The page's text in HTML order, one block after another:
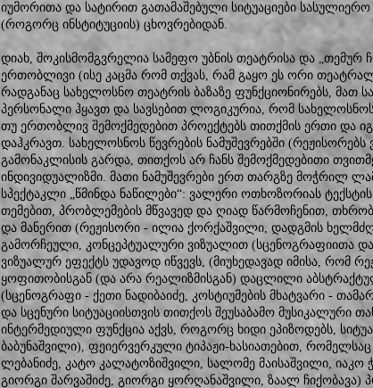
იუმორითა და სატირით გათამაშებული სიტუაციები
(როგორც ინსტიტუციის) ცხოვრებიდან.
დიახ, შოკისმომგვრელია სამეფო უბნის თეატრისა და „თემურ
ერთობლივი (ისე კაცმა რომ თქვას, რამ გაყო ეს ორი
რადგანაც სახელოსნო თეატრის ბაზაზე ფუნქციონირებს, მათ
პერსონალი ჰყავთ და სავსებით ლოგიკურია, რომ
თუ ერთობლივ შემოქმედებით პროექტებს თითქმის ერთი და
დაჰკრავთ. სახელოსნოს წევრების ნამუშევრებში (რეჟისორებს
გამონაკლისის გარდა, თითქოს არ ჩანს შემოქმედებითი
ინდივიდუალიზმი. მათი ნამუშევრები ერთ თარგზე მოჭრილ
სპექტაკლი „წმინდა ნაწილები“: ვალერი ოთხოზორიას
თემებით, პრობლემების მწვავედ და ღიად წარმოჩენით,
და მანერით (რეჟისორი - ილია ქორქაშვილი, დადგმის
გამორჩეული, კონცეპტუალური ვიზუალით (სცენოგრაფიითა
ვიზუალურ ეფექტს უდავოდ იწვევს, (მიუხედავად იმისა, რომ
ყოფითობისგან (და არა რეალიზმისგან) დაცლილი
(სცენოგრაფი - ქეთი ნადიბაიძე, კოსტიუმების მხატვარი -
და სცენური სიტუაციისთვის თითქოს შეუსაბამო მუსიკალური
ინტერმედიული ფუნქცია აქვს, როგორც ხიდი ეპიზოდებს,
ბაბუნაშვილი), ფეიერვერკული ტიპაჟი-ხასიათებით,
ლებანიძე, კატო კალატოზიშვილი, სალომე მაისაშვილი, იაკო
გიორგი შარვაშიძე, გიორგი ყორღანაშვილი, ზაალ ჩიქობავა)